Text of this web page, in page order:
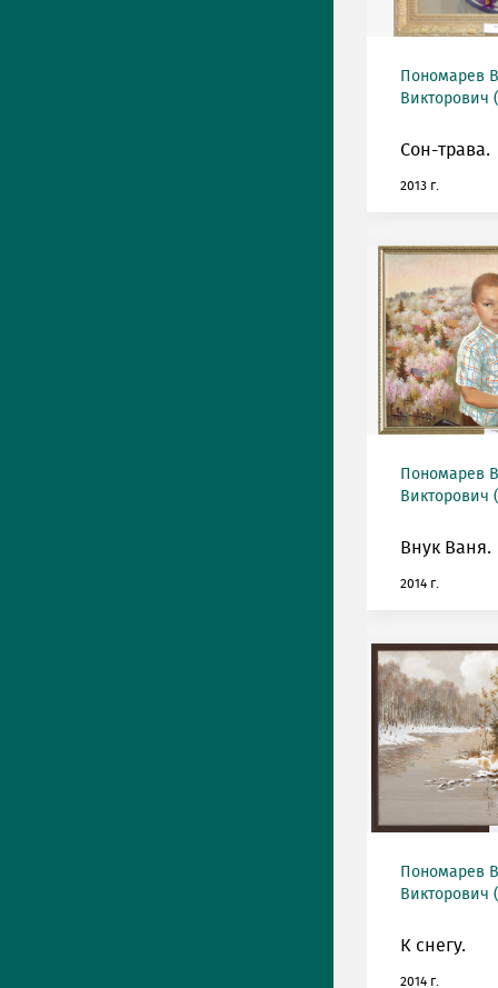
Пономарев
Викторович
Сон-трава.
2013 г.
Пономарев
Викторович
Внук Ваня.
2014 г.
Пономарев
Викторович
К снегу.
2014 г.